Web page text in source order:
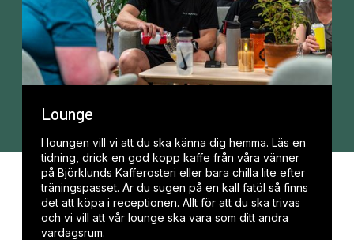
Lounge
I loungen vill vi att du ska känna dig hemma. Läs en
tidning, drick en god kopp kaffe från våra vänner
på Björklunds Kafferosteri eller bara chilla lite efter
träningspasset. Är du sugen på en kall fatöl så finns
det att köpa i receptionen. Allt för att du ska trivas
och vi vill att vår lounge ska vara som ditt andra
vardagsrum.